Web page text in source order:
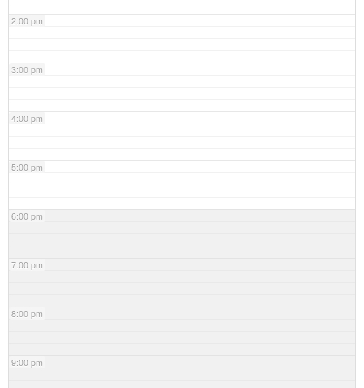
2:00 pm
3:00 pm
4:00 pm
5:00 pm
6:00 pm
7:00 pm
8:00 pm
9:00 pm